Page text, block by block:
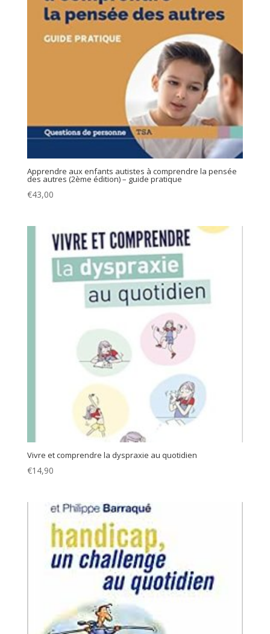
Apprendre aux enfants autistes à comprendre la pensée
des autres (2ème édition) – guide pratique
€43,00
Vivre et comprendre la dyspraxie au quotidien
€14,90